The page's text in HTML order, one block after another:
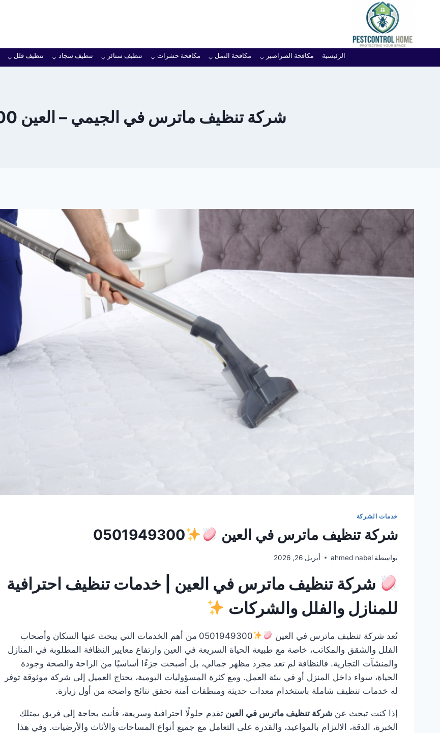
المحتوى
الرئيسية مكافحة الصراصير مكافحة النمل مكافحة حشرات تنظيف ستائر تنظيف سجاد تنظيف فلل
شركة تنظيف ماترس في الجيمي – العين 0501949300
خدمات الشركة
شركة تنظيف ماترس في العين 0501949300
بواسطة ahmed nabel أبريل 26, 2026
شركة تنظيف ماترس في العين | خدمات تنظيف احترافية
للمنازل والفلل والشركات
تُعد شركة تنظيف ماترس في العين 0501949300 من أهم الخدمات التي يبحث عنها السكان وأصحاب
الفلل والشقق والمكاتب، خاصة مع طبيعة الحياة السريعة في العين وارتفاع معايير النظافة المطلوبة في المنازل
والمنشآت التجارية. فالنظافة لم تعد مجرد مظهر جمالي، بل أصبحت جزءًا أساسيًا من الراحة والصحة وجودة
الحياة، سواء داخل المنزل أو في بيئة العمل. ومع كثرة المسؤوليات اليومية، يحتاج العميل إلى شركة موثوقة توفر
له خدمات تنظيف شاملة باستخدام معدات حديثة ومنظفات آمنة تحقق نتائج واضحة من أول زيارة.
إذا كنت تبحث عنشركة تنظيف ماترس في العينتقدم حلولًا احترافية وسريعة، فأنت بحاجة إلى فريق يمتلك
الخبرة، الدقة، الالتزام بالمواعيد، والقدرة على التعامل مع جميع أنواع المساحات والأثاث والأرضيات. وفي هذا